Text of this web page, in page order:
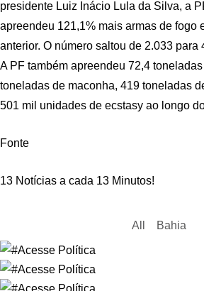
presidente Luiz Inácio Lula da Silva, a
apreendeu 121,1% mais armas de fogo
anterior. O número saltou de 2.033 para
A PF também apreendeu 72,4
toneladas de maconha, 419 toneladas
501 mil unidades de ecstasy ao longo
Fonte
13 Notícias a cada 13 Minutos!
All Bahia